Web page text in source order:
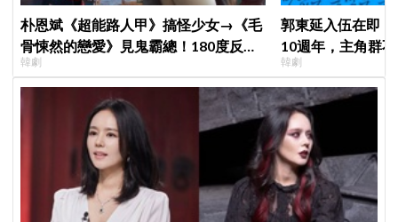
朴恩斌《超能路人甲》搞怪少女→《毛
骨悚然的戀愛》見鬼霸總！180度反差
演技獲讚「信看演員」
韓劇
郭東延入伍在即
10週年，主角群
錄製特別節目
韓劇